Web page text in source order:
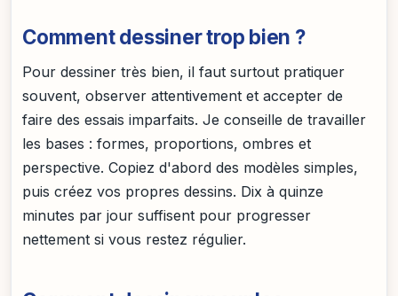
Comment dessiner trop bien ?
Pour dessiner très bien, il faut surtout pratiquer
souvent, observer attentivement et accepter de
faire des essais imparfaits. Je conseille de travailler
les bases : formes, proportions, ombres et
perspective. Copiez d'abord des modèles simples,
puis créez vos propres dessins. Dix à quinze
minutes par jour suffisent pour progresser
nettement si vous restez régulier.